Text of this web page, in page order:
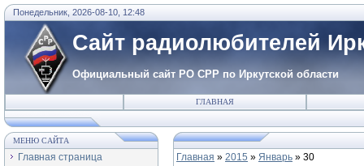
Понедельник, 2026-08-10, 12:48
Сайт радиолюбителей
Официальный сайт РО СРР по Иркутской области
ГЛАВНАЯ
МЕНЮ САЙТА
Главная страница
Главная » 2015 » Январь » 30